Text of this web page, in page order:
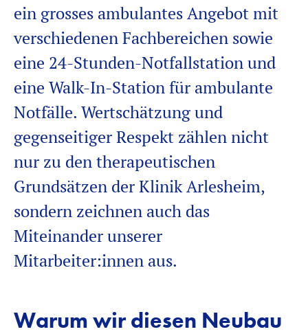
ein grosses ambulantes Angebotmit
verschiedenen Fachbereichen sowie
eine 24-Stunden-Notfallstation und
eine Walk-In-Station für ambulante
Notfälle. Wertschätzung und
gegenseitiger Respekt zählen nicht
nur zu den therapeutischen
Grundsätzen der Klinik Arlesheim,
sondern zeichnen auch das
Miteinander unserer
Mitarbeiter:innen aus.
Warum wir diesen Neubau